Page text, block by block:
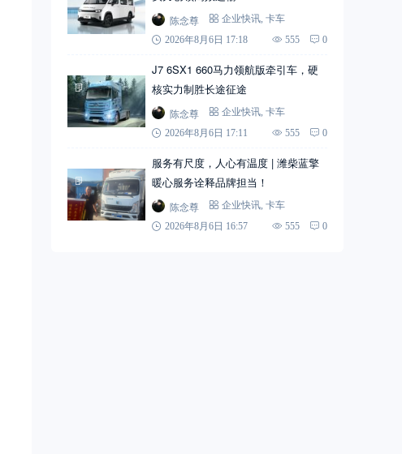
陈念尊 企业快讯 卡车
2026年8月6日 17:18
555 0
J7 6SX1 660马力领航版牵引车，硬
核实力制胜长途征途
陈念尊 企业快讯 卡车
2026年8月6日 17:11
555 0
服务有尺度，人心有温度 | 潍柴蓝擎
暖心服务诠释品牌担当！
陈念尊 企业快讯 卡车
2026年8月6日 16:57
555 0